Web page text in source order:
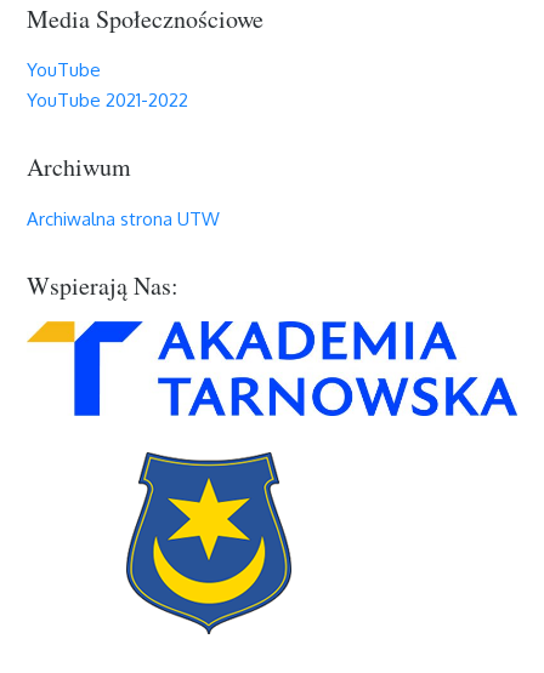
Media Społecznościowe
YouTube
YouTube 2021-2022
Archiwum
Archiwalna strona UTW
Wspierają Nas: